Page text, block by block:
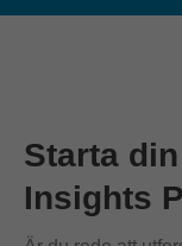
Starta
Insights